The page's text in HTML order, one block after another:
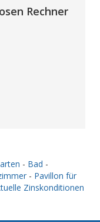
Rechner
- Bad -
- Pavillon für
Zinskonditionen